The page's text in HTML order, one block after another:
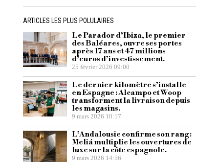
ARTICLES LES PLUS POLULAIRES
Le Parador d’Ibiza, le premier
des Baléares, ouvre ses portes
après 17 ans et 47 millions
d’euros d’investissement.
25 février 2026 09:00
Le dernier kilomètre s’installe
en Espagne : Alcampo et Woop
transforment la livraison depuis
les magasins.
9 mars 2026 10:17
L’Andalousie confirme son rang :
Meliá multiplie les ouvertures de
luxe sur la côte espagnole.
9 mars 2026 14:56